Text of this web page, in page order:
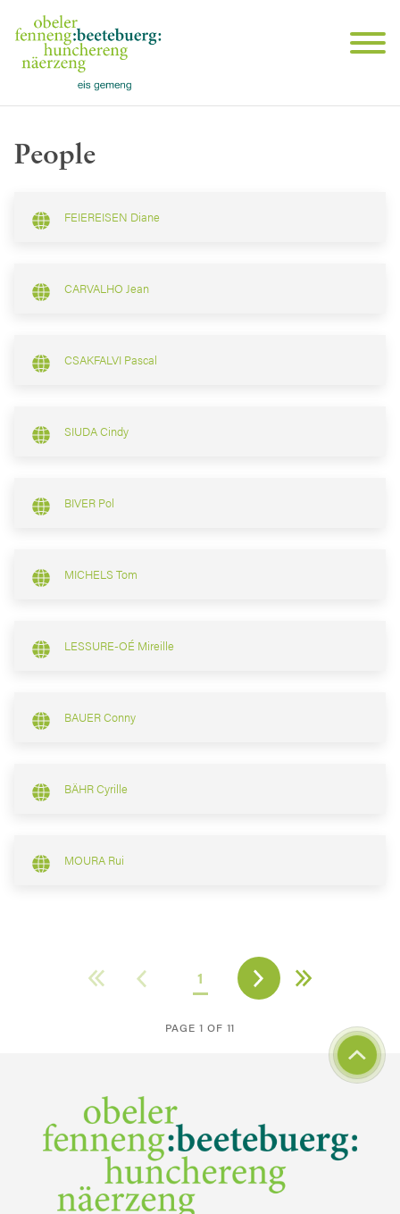
People
FEIEREISEN Diane
CARVALHO Jean
CSAKFALVI Pascal
SIUDA Cindy
BIVER Pol
MICHELS Tom
LESSURE-OÉ Mireille
BAUER Conny
BÄHR Cyrille
MOURA Rui
1
PAGE 1 OF 11